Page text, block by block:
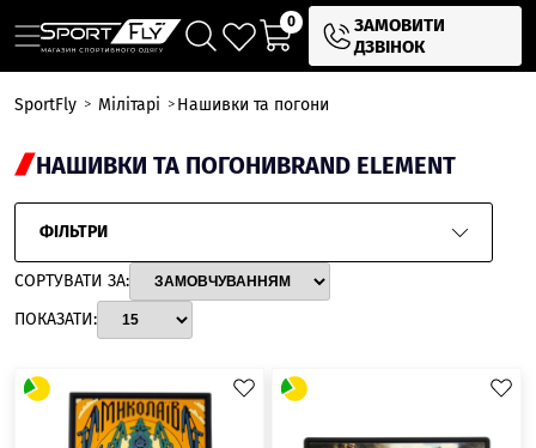
0
ЗАМОВИТИ
ДЗВІНОК
SportFly Мілітарі Нашивки та погони
НАШИВКИ ТА ПОГОНИBRAND ELEMENT
ФІЛЬТРИ
СОРТУВАТИ ЗА:
ПОКАЗАТИ: